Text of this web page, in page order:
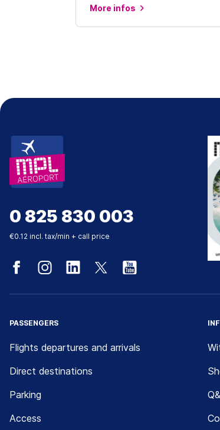
More infos
0 825 830 003
€0.12 incl. tax/min + call price
PASSENGERS
Flights departures and arrivals
Direct destinations
Parking
Access